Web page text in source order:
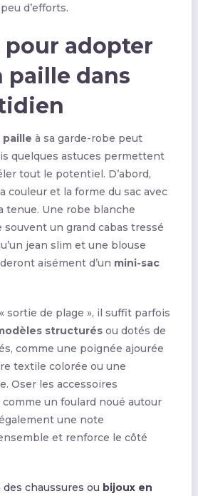
d’efforts.
pour adopter
paille dans
paille à sa garde-robe peut
quelques astuces permettent
tout le potentiel. D’abord,
couleur et la forme du sac avec
tenue. Une robe blanche
souvent un grand cabas tressé
jean slim et une blouse
aisément d’un mini-sac
sortie de plage », il suffit parfois
structurésou dotés de
comme une poignée ajourée
textile colorée ou une
Oser les accessoires
un foulard noué autour
une note
et renforce le côté
des chaussures ou bijoux en